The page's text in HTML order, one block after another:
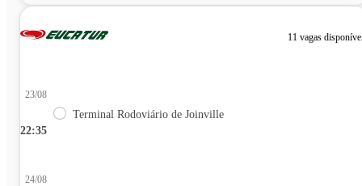
11 vagas
22:35
23/08
Terminal Rodoviário de Joinville
24/08